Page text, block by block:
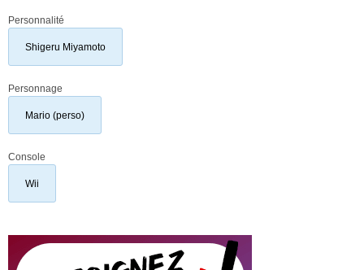
Personnalité
Shigeru Miyamoto
Personnage
Mario (perso)
Console
Wii